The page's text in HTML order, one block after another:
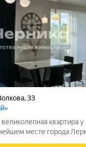
,33
великолепная квартира
месте города